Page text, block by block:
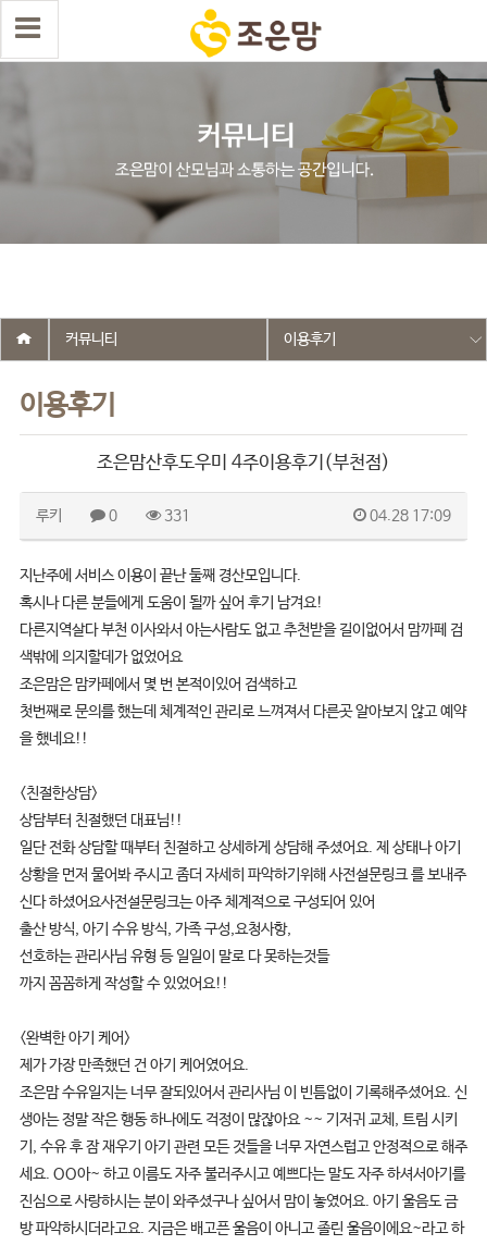
select wr_id, wr_subject from g5_write_m05_04 where wr_is_comment
= 0 and wr_datetime <= '2026-04-28 17:09:21' and wr_id <> '2727'
order by wr_datetime desc limit 1 asdasf
이용후기
커뮤니티 이용후기
조은맘산후도우미 4주이용후기(부천점)
루키 0 331 04.28 17:09
지난주에 서비스 이용이 끝난 둘째 경산모입니다.
혹시나 다른 분들에게 도움이 될까 싶어 후기 남겨요!
다른지역살다 부천 이사와서 아는사람도 없고 추천받을 길이없어서 맘까페 검
색밖에 의지할데가 없었어요
조은맘은 맘카페에서 몇 번 본적이있어 검색하고
첫번째로 문의를 했는데 체계적인 관리로 느껴져서 다른곳 알아보지 않고 예약
을 했네요!!
<친절한상담>
상담부터 친절했던 대표님!!
일단 전화 상담할 때부터 친절하고 상세하게 상담해 주셨어요. 제 상태나 아기
상황을 먼저 물어봐 주시고 좀더 자세히 파악하기위해 사전설문링크 를 보내주
신다 하셨어요사전설문링크는 아주 체계적으로 구성되어 있어
출산 방식, 아기 수유 방식, 가족 구성,요청사항,
선호하는 관리사님 유형 등 일일이 말로 다 못하는것들
까지 꼼꼼하게 작성할 수 있었어요!!
<완벽한 아기 케어>
제가 가장 만족했던 건 아기 케어였어요.
조은맘 수유일지는 너무 잘되있어서 관리사님 이 빈틈없이 기록해주셨어요. 신
생아는 정말 작은 행동 하나에도 걱정이 많잖아요 ~~ 기저귀 교체, 트림 시키
기, 수유 후 잠 재우기 아기 관련 모든 것들을 너무 자연스럽고 안정적으로 해주
세요. OO아~ 하고 이름도 자주 불러주시고 예쁘다는 말도 자주 하셔서아기를
진심으로 사랑하시는 분이 와주셨구나 싶어서 맘이 놓였어요. 아기 울음도 금
방 파악하시더라고요. 지금은 배고픈 울음이 아니고 졸린 울음이에요~라고 하